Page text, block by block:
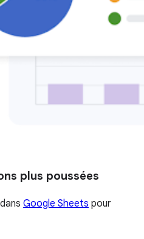
plus poussées
Google Sheets pour